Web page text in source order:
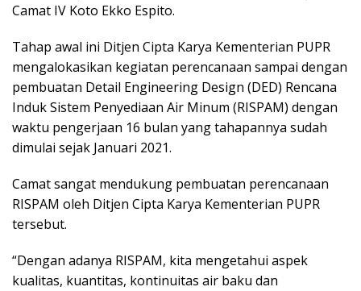
Camat IV Koto Ekko Espito.
Tahap awal ini Ditjen Cipta Karya Kementerian PUPR
mengalokasikan kegiatan perencanaan sampai dengan
pembuatan Detail Engineering Design (DED) Rencana
Induk Sistem Penyediaan Air Minum (RISPAM) dengan
waktu pengerjaan 16 bulan yang tahapannya sudah
dimulai sejak Januari 2021.
Camat sangat mendukung pembuatan perencanaan
RISPAM oleh Ditjen Cipta Karya Kementerian PUPR
tersebut.
“Dengan adanya RISPAM, kita mengetahui aspek
kualitas, kuantitas, kontinuitas air baku dan